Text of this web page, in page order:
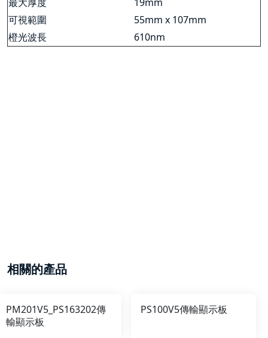
可視範圍
55mm x 107mm
橙光波長
610nm
相關的產品
PM201V5_PS163202傳
輸顯示板
PS100V5傳輸顯示板